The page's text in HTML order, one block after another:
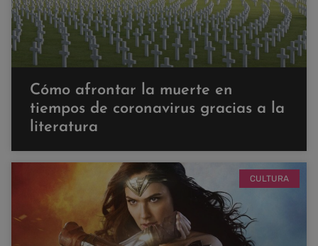
Cómo afrontar la muerte en
tiempos de coronavirus gracias a la
literatura
CULTURA